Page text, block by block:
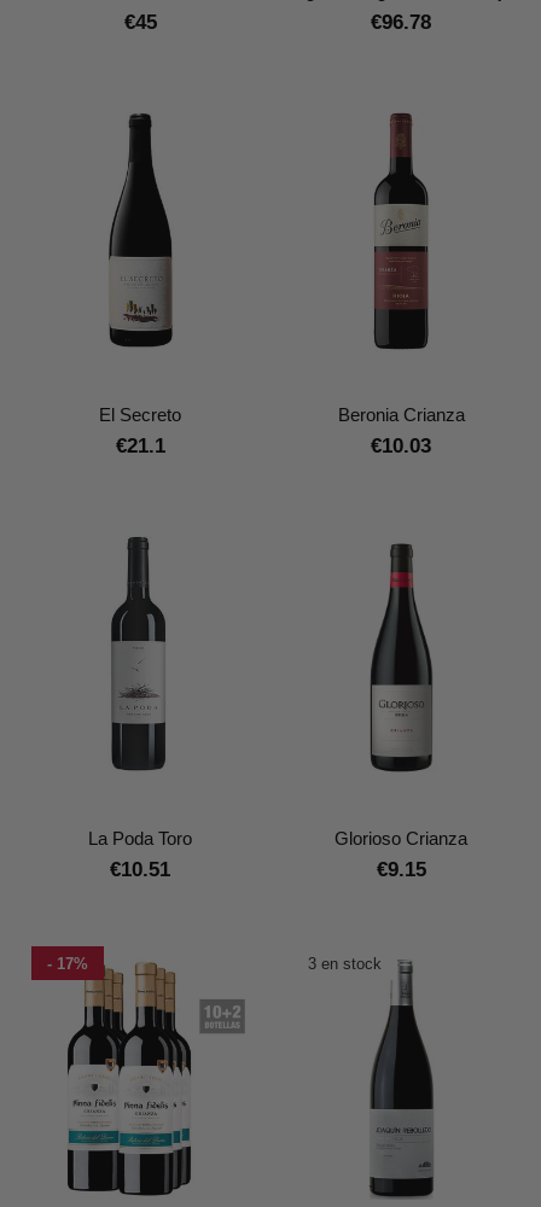
€45 €96.78
El Secreto
€21.1
Beronia Crianza
€10.03
La Poda Toro
€10.51
Glorioso Crianza
€9.15
- 17% 3 en stock